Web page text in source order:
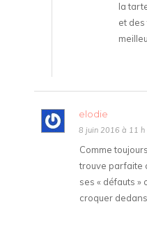
la
et
elodie
8 juin 2016 à 11 h
Comme
trouve parfaite
ses « défauts »
croquer